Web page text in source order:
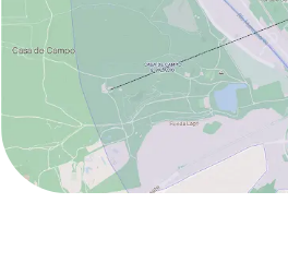
Beleid
Overal rookvrij